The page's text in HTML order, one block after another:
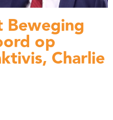
Beweging
op
Charlie